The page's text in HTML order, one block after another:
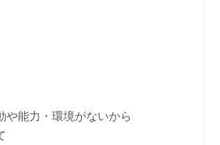
や能力・環境がないから